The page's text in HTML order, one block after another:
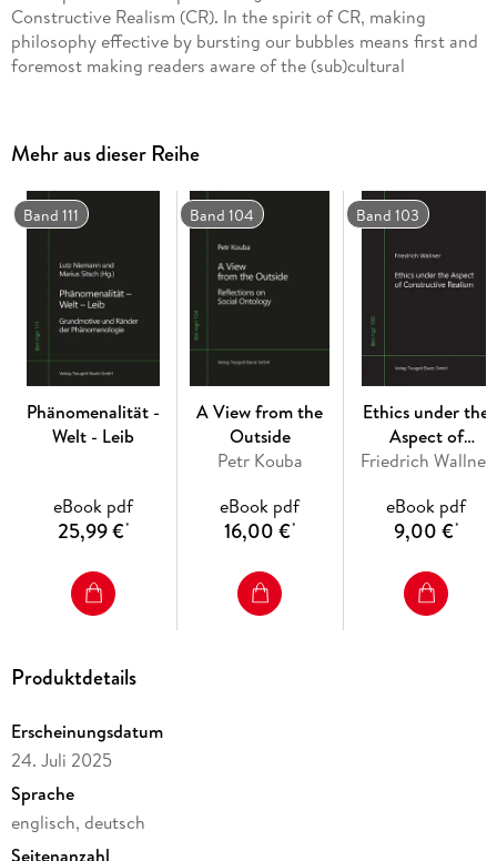
Constructive Realism (CR). In the spirit of CR, making
philosophy effective by bursting our bubbles means first and
foremost making readers aware of the (sub)cultural
For this purpose, long-time companions from different
phases of the development of CR, as well as current research
colleagues from all over the world, have been invited to shed
light on different aspects of Prof. Wallner's oeuvre from
several disciplinary and cultural perspectives. The nineteen
contributors from Asia and Europe as well as North and
South America explain and evaluate Wallner's work and show
the numerous fields of application and reveal possibilities for
further development; not least by pointing out the one or
other vagueness of CR as well as by referring to some
overlaps with other schools of thought. In order to facilitate
further discussions concerning CR, the appendix offers a
selected bibliography to help readers find their way through
publications.
Mehr aus dieser Reihe
Band 111
Phänomenalität -
Welt - Leib
eBook pdf
25,99 €*
Band 104
A View from the
Outside
Petr Kouba
eBook pdf
16,00 €*
Band 103
Ethics under the
Aspect of
Constructive
Friedrich Wallner
eBook pdf
9,00 €*
Produktdetails
Erscheinungsdatum
24. Juli 2025
Sprache
englisch, deutsch
Seitenanzahl